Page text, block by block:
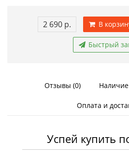
2 690 р. В
Быстрый
Отзывы (0)
Оплата и
Успей купить